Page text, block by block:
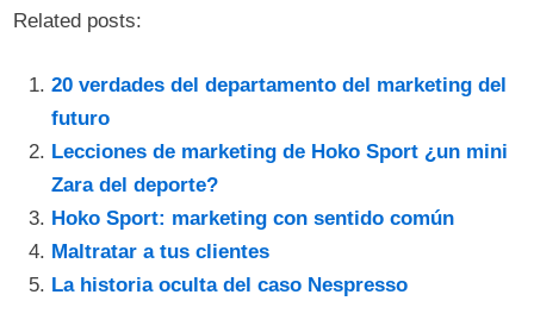
Related posts:
20 verdades del departamento del marketing del
futuro
Lecciones de marketing de Hoko Sport ¿un mini
Zara del deporte?
Hoko Sport: marketing con sentido común
Maltratar a tus clientes
La historia oculta del caso Nespresso